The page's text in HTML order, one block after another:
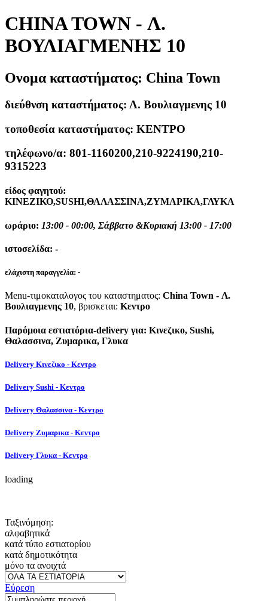
CHINA TOWN - Λ.
ΒΟΥΛΙΑΓΜΕΝΗΣ 10
Ονομα καταστήματος: China Town
διεύθνση καταστήματος: Λ. Βουλιαγμενης 10
τοποθεσία καταστήματος: ΚΕΝΤΡΟ
τηλέφωνο/α: 801-1160200,210-9224190,210-
9315223
είδος φαγητού:
ΚΙΝΕΖΙΚΟ,SUSHI,ΘΑΛΑΣΣΙΝΑ,ΖΥΜΑΡΙΚΑ,ΓΛΥΚΑ
ωράριο: 13:00 - 00:00, Σάββατο &Κυριακή 13:00 - 17:00
ιστοσελίδα: -
ελάχιστη παραγγελία: -
Menu-τιμοκαταλογος του καταστηματος: China Town - Λ.
Βουλιαγμενης 10, βρισκεται: Κεντρο
Παρόμοια εστιατόρια-delivery για: Κινεζικο, Sushi,
Θαλασσινα, Ζυμαρικα, Γλυκα
Delivery Κινεζικο - Κεντρο
Delivery Sushi - Κεντρο
Delivery Θαλασσινα - Κεντρο
Delivery Ζυμαρικα - Κεντρο
Delivery Γλυκα - Κεντρο
loading
Ταξινόμηση:
αλφαβητικά
κατά τύπο εστιατορίου
κατά δημοτικότητα
μόνο τα ανοιχτά
Εύρεση